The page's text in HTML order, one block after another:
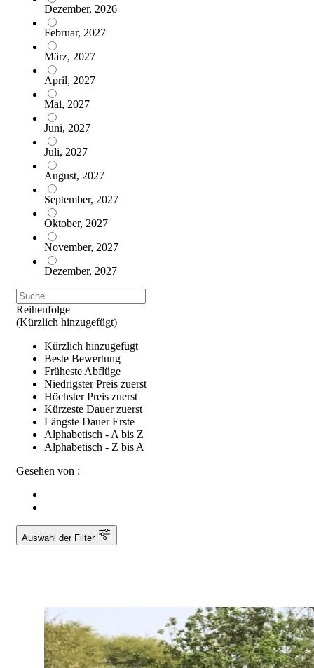
Dezember, 2026
Februar, 2027
März, 2027
April, 2027
Mai, 2027
Juni, 2027
Juli, 2027
August, 2027
September, 2027
Oktober, 2027
November, 2027
Dezember, 2027
Reihenfolge
(Kürzlich hinzugefügt)
Kürzlich hinzugefügt
Beste Bewertung
Früheste Abflüge
Niedrigster Preis zuerst
Höchster Preis zuerst
Kürzeste Dauer zuerst
Längste Dauer Erste
Alphabetisch - A bis Z
Alphabetisch - Z bis A
Gesehen von :
Auswahl der Filter